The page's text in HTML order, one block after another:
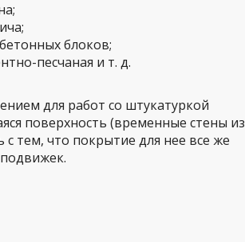
блоков;
песчаная и т. д.
для работ со штукатуркой
поверхность (временные стены из
тем, что покрытие для нее все же